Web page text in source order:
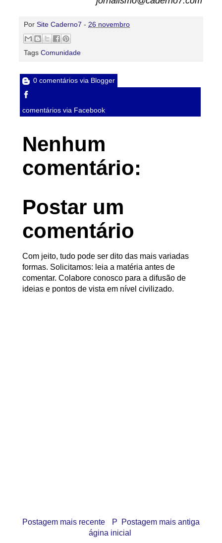
Por Site Caderno7 - 26 novembro
Tags Comunidade
0 comentários via Blogger
comentários via Facebook
Nenhum
comentário:
Postar um
comentário
Com jeito, tudo pode ser dito das mais variadas
formas. Solicitamos: leia a matéria antes de
comentar. Colabore conosco para a difusão de
ideias e pontos de vista em nível civilizado.
Postagem mais recente Postagem mais antiga
P
ágina inicial